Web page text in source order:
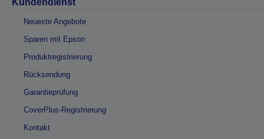
Kundendienst
Neueste Angebote
Sparen mit Epson
Produktregistrierung
Rücksendung
Garantieprüfung
CoverPlus-Registrierung
Kontakt